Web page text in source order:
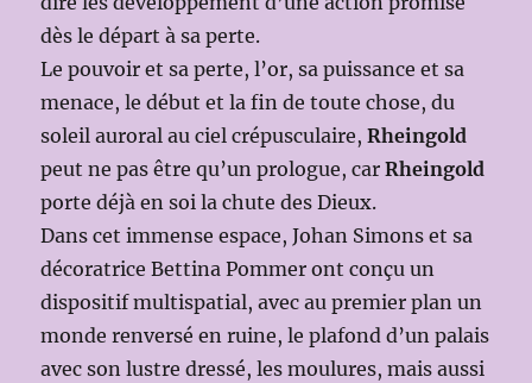
dès le départ à sa perte.
Le pouvoir et sa perte, l’or, sa puissance et sa
menace, le début et la fin de toute chose, du
soleil auroral au ciel crépusculaire,Rheingold
peut ne pas être qu’un prologue, carRheingold
porte déjà en soi la chute des Dieux.
Dans cet immense espace, Johan Simons et sa
décoratrice Bettina Pommer ont conçu un
dispositif multispatial, avec au premier plan un
monde renversé en ruine, le plafond d’un palais
avec son lustre dressé, les moulures, mais aussi